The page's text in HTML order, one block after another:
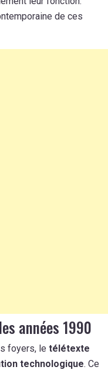
de ces
années 1990
foyers, le télétexte
technologique. Ce